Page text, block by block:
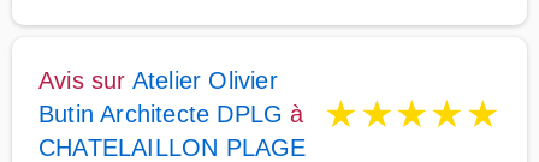
Avis sur Atelier Olivier
Butin Architecte DPLG à
CHATELAILLON PLAGE
★★★★★